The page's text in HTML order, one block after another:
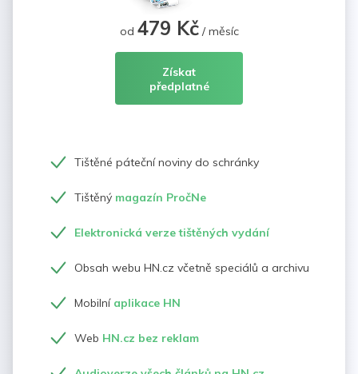
od 479 Kč/ měsíc
Získat
předplatné
Tištěné páteční noviny do schránky
Tištěný magazín PročNe
Elektronická verze tištěných vydání
Obsah webu HN.cz včetně speciálů a archivu
Mobilní aplikace HN
Web HN.cz bez reklam